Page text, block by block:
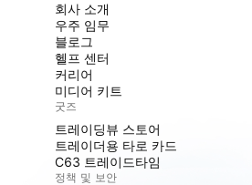
회사 소개
우주 임무
블로그
헬프 센터
커리어
미디어 키트
굿즈
트레이딩뷰 스토어
트레이더용 타로 카드
C63 트레이드타임
정책 및 보안